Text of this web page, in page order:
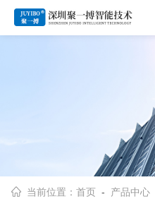
当前位置：首页 - 产品中心